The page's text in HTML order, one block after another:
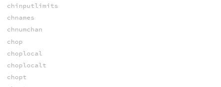
chinputlimits
chnames
chnumchan
chop
choplocal
choplocalt
chopt